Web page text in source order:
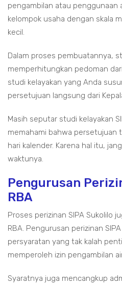
pengambilan atau penggunaan
kelompok usaha dengan skala
kecil.
Dalam proses pembuatannya,
memperhitungkan pedoman
studi kelayakan yang Anda
persetujuan langsung dari
Masih seputar studi kelayakan
memahami bahwa persetujuan
hari kalender. Karena hal itu,
waktunya.
Pengurusan
RBA
Proses perizinan SIPA Sukolilo
RBA. Pengurusan perizinan
persyaratan yang tak kalah
memperoleh izin pengambilan
Syaratnya juga mencangkup